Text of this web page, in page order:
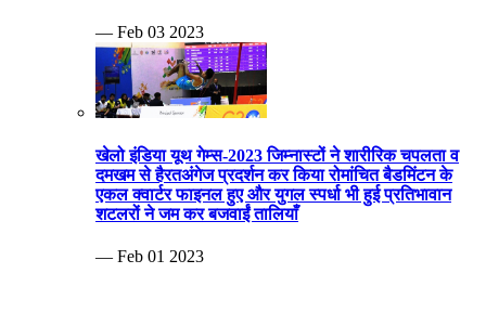
— Feb 03 2023
खेलो इंडिया यूथ गेम्स-2023 जिम्नास्टों ने शारीरिक चपलता व
दमखम से हैरतअंगेज प्रदर्शन कर किया रोमांचित बैडमिंटन के
एकल क्वार्टर फाइनल हुए और युगल स्पर्धा भी हुई प्रतिभावान
शटलरों ने जम कर बजवाईं तालियाँ
— Feb 01 2023